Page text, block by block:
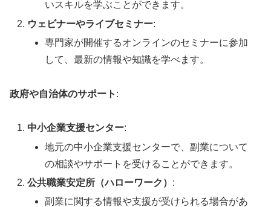
いスキルを学ぶことができます。
ウェビナーやライブセミナー:
専門家が開催するオンラインのセミナーに参加
して、最新の情報や知識を学べます。
政府や自治体のサポート :
中小企業支援センター:
地元の中小企業支援センターで、副業について
の相談やサポートを受けることができます。
公共職業安定所（ハローワーク） :
副業に関する情報や支援が受けられる場合があ